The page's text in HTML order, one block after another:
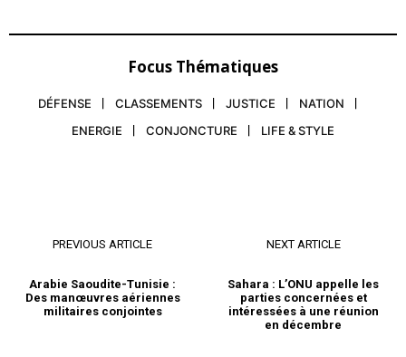
Focus Thématiques
DÉFENSE CLASSEMENTS JUSTICE
NATION
ENERGIE
CONJONCTURE LIFE & STYLE
PREVIOUS ARTICLE
Arabie Saoudite-Tunisie :
Des manœuvres aériennes
militaires conjointes
NEXT ARTICLE
Sahara : L’ONU appelle les
parties concernées et
intéressées à une réunion
en décembre